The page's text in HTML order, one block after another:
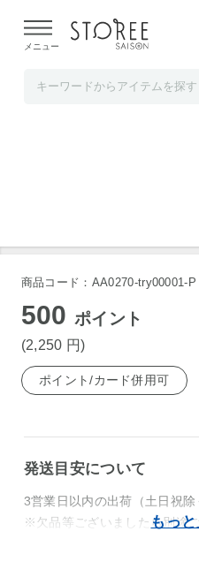
よる配送遅延が発生しており
メニュー
Hitotoe キュートセレ
商品コード：AA0270-try00001-P
500ポイント
(2,250 円)
ポイント/カード併用可
発送目安について
3営業日以内の出荷（土日祝除
※欠品等ございましたら別途